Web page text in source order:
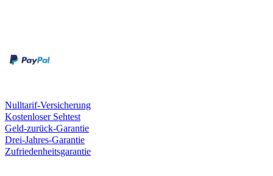
Nulltarif-Versicherung
Kostenloser Sehtest
Geld-zurück-Garantie
Drei-Jahres-Garantie
Zufriedenheitsgarantie